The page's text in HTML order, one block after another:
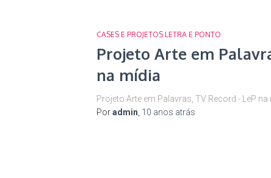
CASES E PROJETOS LETRA E PONTO
Projeto Arte em
na mídia
Projeto Arte em Palavras, TV Record - LeP na
Poradmin 10 anos atrás